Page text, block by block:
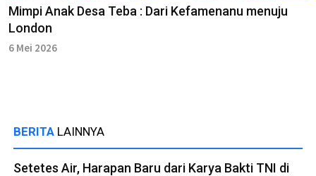
Mimpi Anak Desa Teba : Dari Kefamenanu menuju
London
6 Mei 2026
BERITA LAINNYA
Setetes Air, Harapan Baru dari Karya Bakti TNI di